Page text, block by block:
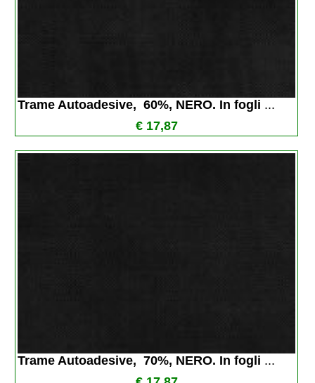
Trame Autoadesive,  60%, NERO. In fogli ...
€ 17,87
Trame Autoadesive,  70%, NERO. In fogli ...